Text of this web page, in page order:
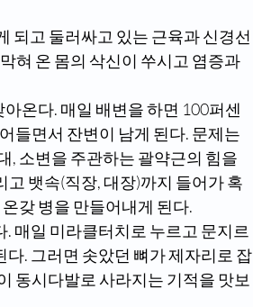
혀 온 몸의 삭신이 쑤시고 염증과
들면서 잔변이 남게 된다. 문제는
, 소변을 주관하는 괄약근의 힘을
뱃속(직장, 대장)까지 들어가 혹
갖 병을 만들어내게 된다.
. 그러면 솟았던 뼈가 제자리로 잡
동시다발로 사라지는 기적을 맛보